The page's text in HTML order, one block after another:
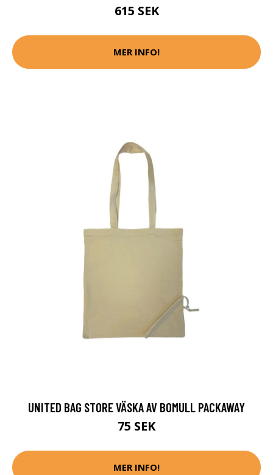
615 SEK
MER INFO!
UNITED BAG STORE VÄSKA AV BOMULL PACKAWAY
75 SEK
MER INFO!